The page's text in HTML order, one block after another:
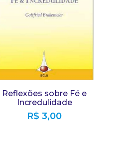
Reflexões sobre Fé e
Incredulidade
R$ 3,00